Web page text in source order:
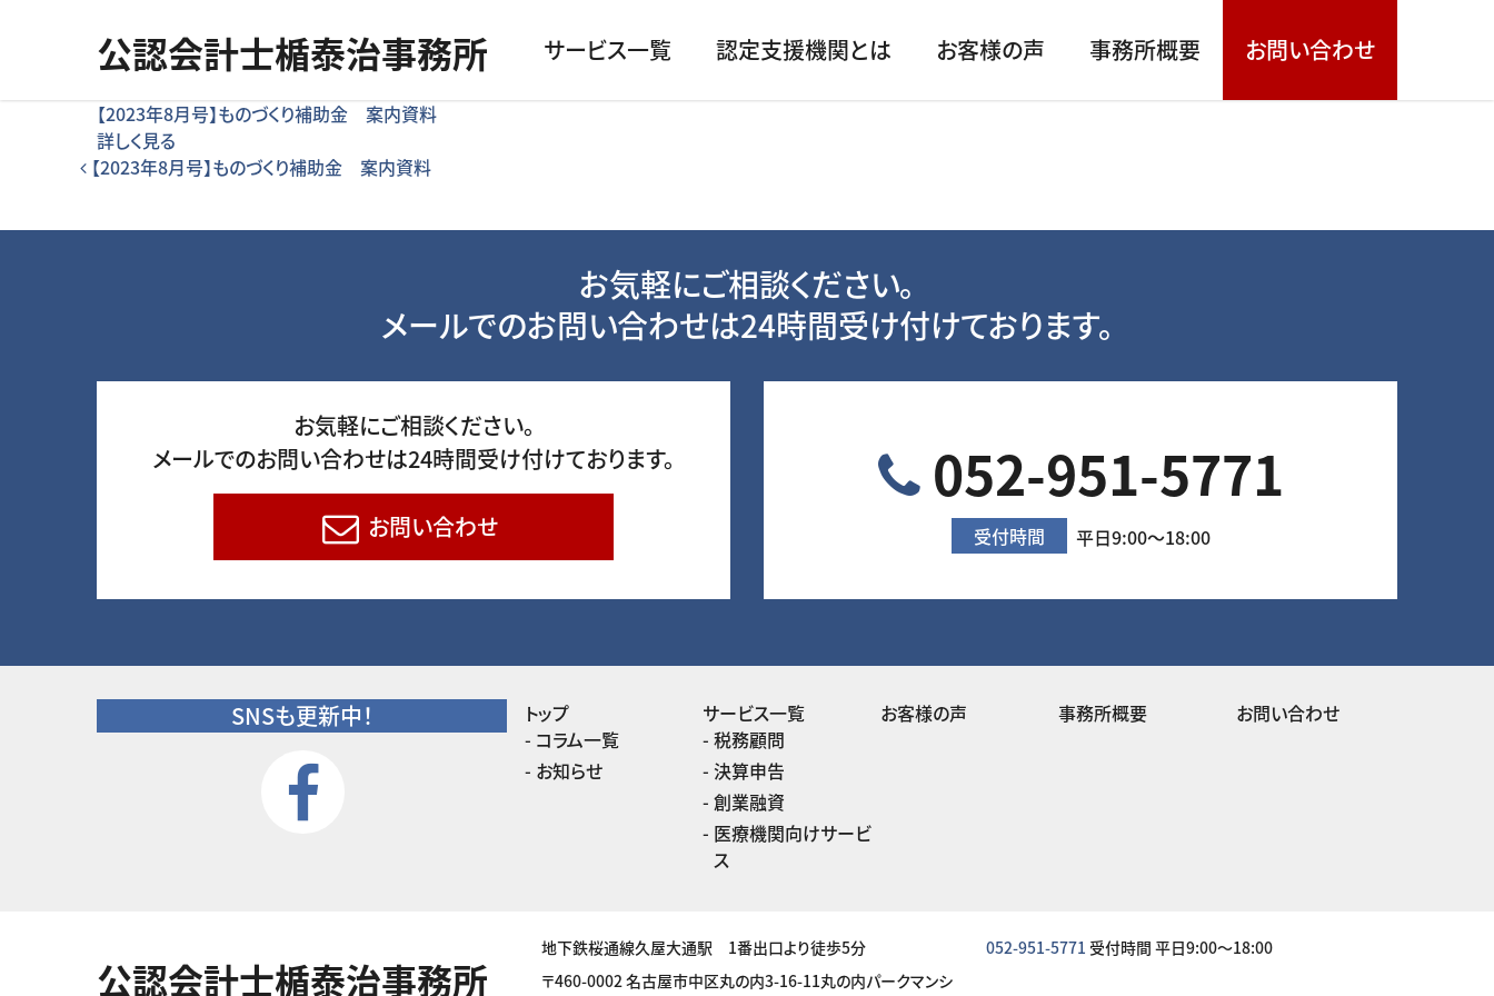
公認会計士楯泰治事務所 サービス一覧 認定支援機関とは お客様の声 事務所概要 お問い合わせ
【2023年8月号】ものづくり補助金 案内資料
詳しく見る
投稿ナビゲーション
【2023年8月号】ものづくり補助金 案内資料
お気軽にご相談ください。
メールでのお問い合わせは24時間受け付けております。
お気軽にご相談ください。
メールでのお問い合わせは24時間受け付けております。
お問い合わせ
052-951-5771
受付時間 平日9:00～18:00
SNSも更新中！
トップ
コラム一覧
お知らせ
サービス一覧
税務顧問
決算申告
創業融資
医療機関向けサービ
ス
お客様の声 事務所概要 お問い合わせ
公認会計士楯泰治事務所
地下鉄桜通線久屋大通駅 1番出口より徒歩5分
〒460-0002 名古屋市中区丸の内3-16-11丸の内パークマンシ
052-951-5771 受付時間 平日9:00～18:00